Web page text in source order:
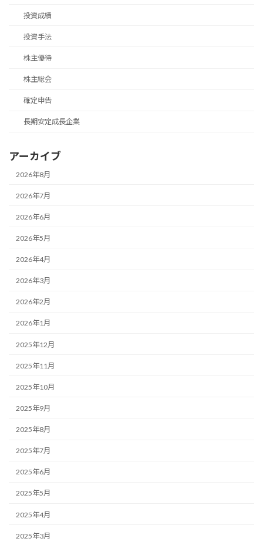
投資成績
投資手法
株主優待
株主総会
確定申告
長期安定成長企業
アーカイブ
2026年8月
2026年7月
2026年6月
2026年5月
2026年4月
2026年3月
2026年2月
2026年1月
2025年12月
2025年11月
2025年10月
2025年9月
2025年8月
2025年7月
2025年6月
2025年5月
2025年4月
2025年3月